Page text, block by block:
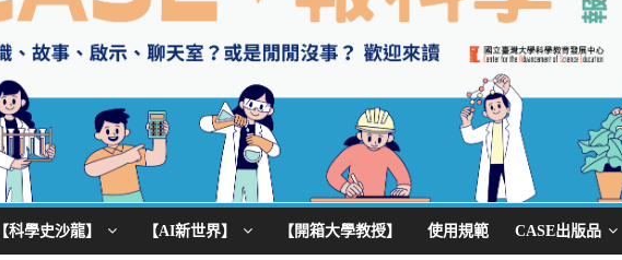
【科學史沙龍】 【AI新世界】 【開箱大學教授】 使用規範 CASE出版品